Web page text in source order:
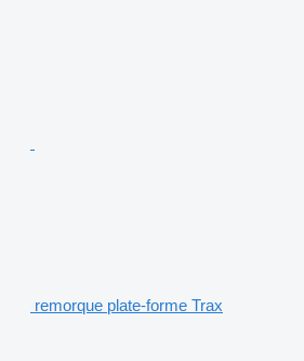
remorque plate-forme Trax